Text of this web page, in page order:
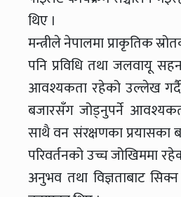
थिए ।
मन्त्रीले नेपालमा प्राकृतिक
पनि प्रविधि तथा जलवायू
आवश्यकता रहेको उल्लेख
बजारसँग जोड्नुपर्ने
साथै वन संरक्षणका
परिवर्तनको उच्च जोखिममा
अनुभव तथा विज्ञताबाट